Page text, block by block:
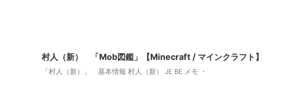
村人（新） 「Mob図鑑」【Minecraft / マインクラフト】
「村人（新）」 基本情報 村人（新） JE BE メモ ・